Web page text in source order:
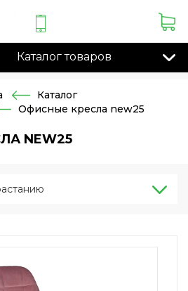
Каталог товаров
Каталог
Офисные кресла new25
NEW25